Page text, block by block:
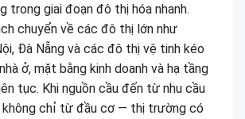
trong giai đoạn đô thị hóa nhanh.
chuyển về các đô thị lớn như
Đà Nẵng và các đô thị vệ tinh kéo
ở, mặt bằng kinh doanh và hạ tầng
tục. Khi nguồn cầu đến từ nhu cầu
chỉ từ đầu cơ — thị trường có